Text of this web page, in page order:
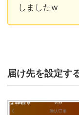
しましたw
届け先を設定す